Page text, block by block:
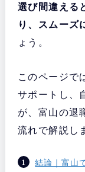
選び間違える
り、スムーズ
ょう。
このページで
サポートし、
が、富山の退
流れで解説し
結論｜富山